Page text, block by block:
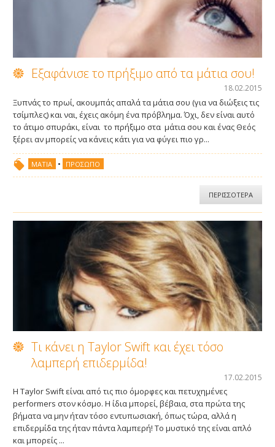
Εξαφάνισε το πρήξιμο από τα μάτια σου!
18.02.2015
Ξυπνάς το πρωί, ακουμπάς απαλά τα μάτια σου (για να διώξεις τις
τσίμπλες) και ναι, έχεις ακόμη ένα πρόβλημα. Όχι, δεν είναι αυτό
το άτιμο σπυράκι, είναι το πρήξιμο στα μάτια σου και ένας Θεός
ξέρει αν μπορείς να κάνεις κάτι για να φύγει πιο γρ...
ΜΆΤΙΑ • ΠΡΌΣΩΠΟ
ΠΕΡΙΣΣΟΤΕΡΑ
Τι κάνει η Taylor Swift και έχει τόσο
λαμπερή επιδερμίδα!
17.02.2015
Η Taylor Swift είναι από τις πιο όμορφες και πετυχημένες
performers στον κόσμο. Η ίδια μπορεί, βέβαια, στα πρώτα της
βήματα να μην ήταν τόσο εντυπωσιακή, όπως τώρα, αλλά η
επιδερμίδα της ήταν πάντα λαμπερή! Το μυστικό της είναι απλό
και μπορείς ...